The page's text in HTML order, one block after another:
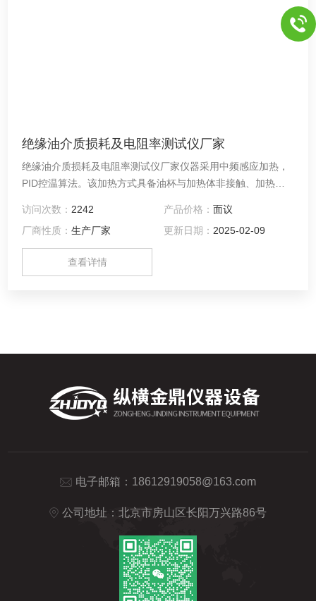
绝缘油介质损耗及电阻率测试仪厂家
绝缘油介质损耗及电阻率测试仪厂家仪器采用中频感应加热，
PID控温算法。该加热方式具备油杯与加热体非接触、加热均
差范围以内。
访问次数： 2242 产品价格： 面议
厂商性质：生产厂家 更新日期： 2025-02-09
查看详情
电子邮箱： 18612919058@163.com
公司地址：北京市房山区长阳万兴路86号